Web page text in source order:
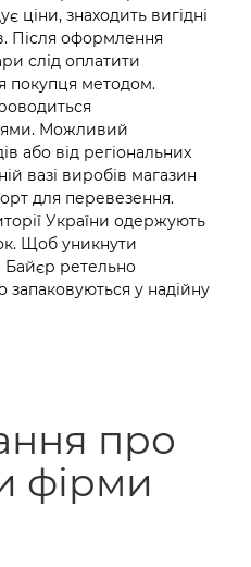
ціни, знаходить вигідні
Після оформлення
слід оплатити
покупця методом.
Можливий
або від регіональних
вазі виробів магазин
для перевезення.
України одержують
Щоб уникнути
ретельно
запаковуються у надійну
про
фірми